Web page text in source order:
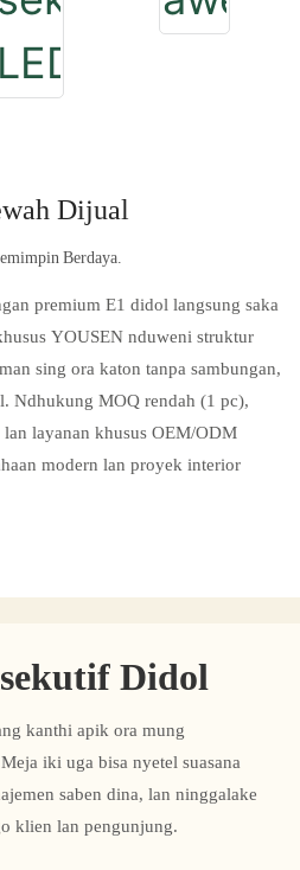
Dijual
Berdaya.
premium E1 didol langsung saka
YOUSEN nduweni struktur
sing ora katon tanpa sambungan,
Ndhukung MOQ rendah (1 pc),
layanan khusus OEM/ODM
modern lan proyek interior
Didol
kanthi apik ora mung
iki uga bisa nyetel suasana
saben dina, lan ninggalake
klien lan pengunjung.